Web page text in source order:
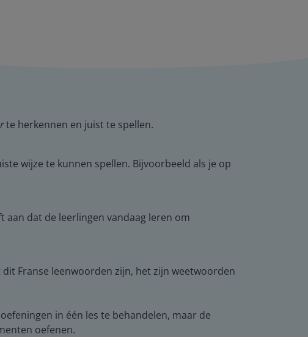
te herkennen en juist te spellen.
wijze te kunnen spellen. Bijvoorbeeld als je op
aan dat de leerlingen vandaag leren om
Franse leenwoorden zijn, het zijn weetwoorden
in één les te behandelen, maar de
oefenen.